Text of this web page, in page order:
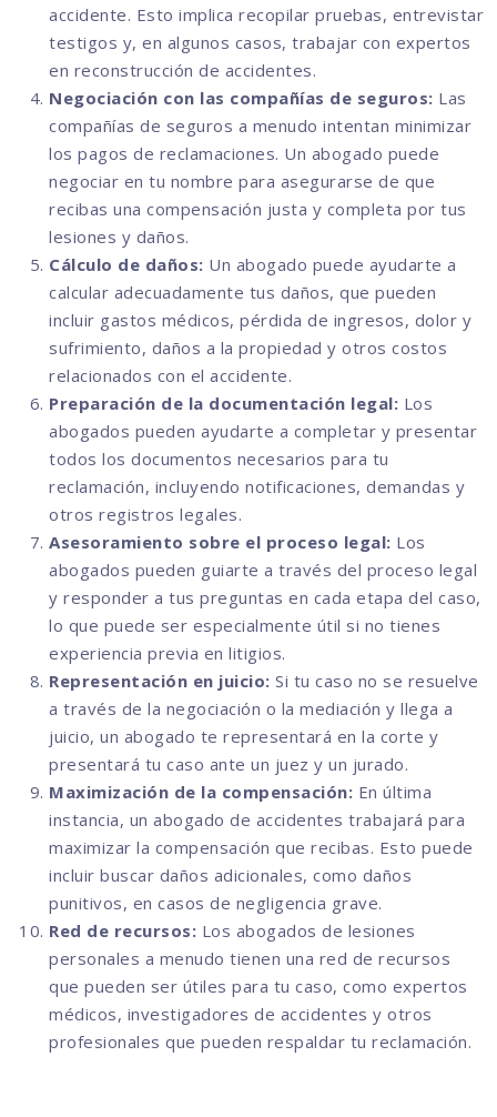
accidente. Esto implica recopilar pruebas, entrevistar
testigos y, en algunos casos, trabajar con expertos
en reconstrucción de accidentes.
Negociación con las compañías de seguros: Las
compañías de seguros a menudo intentan minimizar
los pagos de reclamaciones. Un abogado puede
negociar en tu nombre para asegurarse de que
recibas una compensación justa y completa por tus
lesiones y daños.
Cálculo de daños: Un abogado puede ayudarte a
calcular adecuadamente tus daños, que pueden
incluir gastos médicos, pérdida de ingresos, dolor y
sufrimiento, daños a la propiedad y otros costos
relacionados con el accidente.
Preparación de la documentación legal: Los
abogados pueden ayudarte a completar y presentar
todos los documentos necesarios para tu
reclamación, incluyendo notificaciones, demandas y
otros registros legales.
Asesoramiento sobre el proceso legal: Los
abogados pueden guiarte a través del proceso legal
y responder a tus preguntas en cada etapa del caso,
lo que puede ser especialmente útil si no tienes
experiencia previa en litigios.
Representación en juicio: Si tu caso no se resuelve
a través de la negociación o la mediación y llega a
juicio, un abogado te representará en la corte y
presentará tu caso ante un juez y un jurado.
Maximización de la compensación: En última
instancia, un abogado de accidentes trabajará para
maximizar la compensación que recibas. Esto puede
incluir buscar daños adicionales, como daños
punitivos, en casos de negligencia grave.
Red de recursos: Los abogados de lesiones
personales a menudo tienen una red de recursos
que pueden ser útiles para tu caso, como expertos
médicos, investigadores de accidentes y otros
profesionales que pueden respaldar tu reclamación.